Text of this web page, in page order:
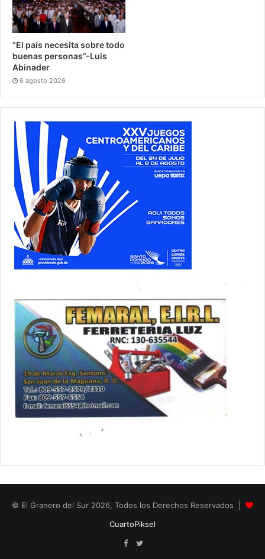
“El país necesita sobre todo
buenas personas”-Luis
Abinader
6 agosto 2026
© El Granero del Sur 2026, Todos los Derechos Reservados |
CuartoPiksel